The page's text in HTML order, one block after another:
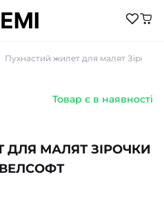
Пухнастий жилет для малят
Товар є в наявності
МАЛЯТ ЗІРОЧКИ